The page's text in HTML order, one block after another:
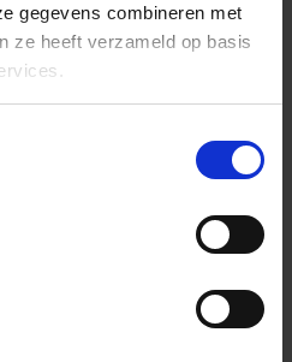
gegevens combineren met
ze heeft verzameld op basis